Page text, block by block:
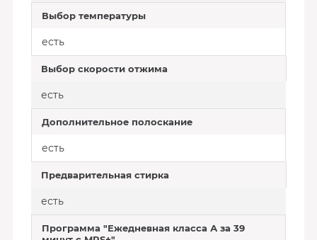
Выбор температуры
есть
Выбор скорости отжима
есть
Дополнительное полоскание
есть
Предварительная стирка
есть
Программа "Ежедневная класса А за 39